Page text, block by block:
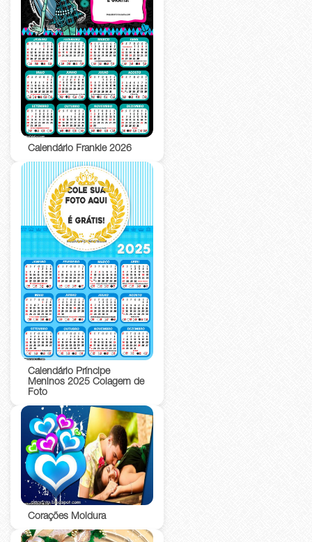
Calendário Frankie 2026
Calendário Príncipe
Meninos 2025 Colagem de
Foto
Corações Moldura